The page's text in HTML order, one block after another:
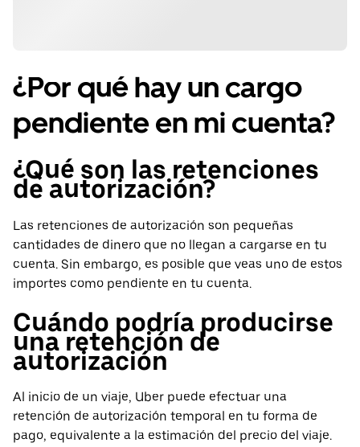
¿Por qué hay un cargo
pendiente en mi cuenta?
¿Qué son las retenciones
de autorización?
Las retenciones de autorización son pequeñas
cantidades de dinero que no llegan a cargarse en tu
cuenta. Sin embargo, es posible que veas uno de estos
importes como pendiente en tu cuenta.
Cuándo podría producirse
una retención de
autorización
Al inicio de un viaje, Uber puede efectuar una
retención de autorización temporal en tu forma de
pago, equivalente a la estimación del precio del viaje.